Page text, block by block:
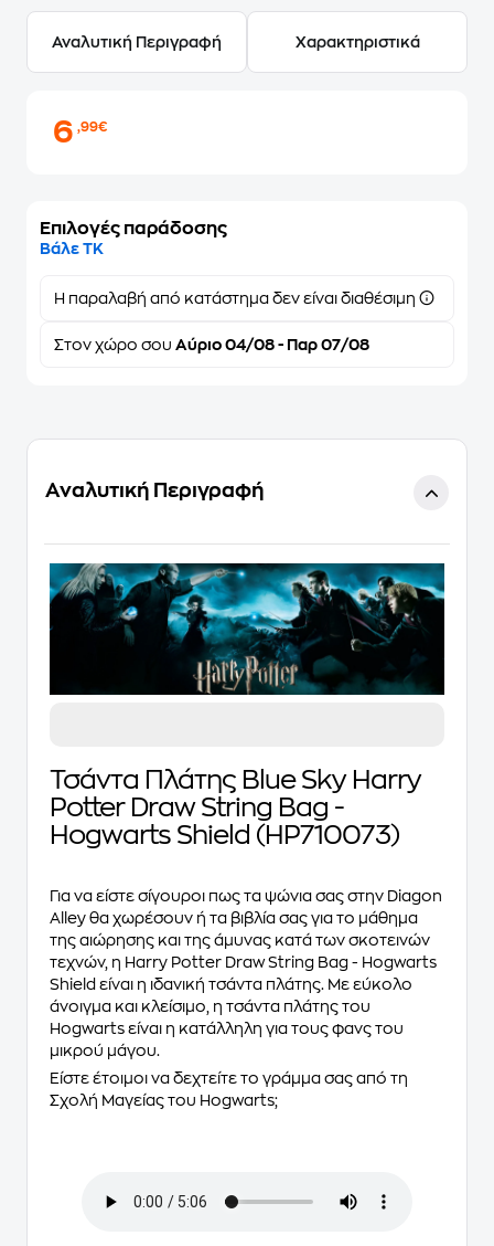
Αναλυτική Περιγραφή Χαρακτηριστικά
6,99€
Επιλογές παράδοσης
Βάλε ΤΚ
Η παραλαβή από κατάστημα δεν είναι διαθέσιμη
Στον χώρο σου Αύριο 04/08 - Παρ 07/08
Αναλυτική Περιγραφή
Τσάντα Πλάτης Blue Sky Harry
Potter Draw String Bag -
Hogwarts Shield (HP710073)
Για να είστε σίγουροι πως τα ψώνια σας στην Diagon
Alley θα χωρέσουν ή τα βιβλία σας για το μάθημα
της αιώρησης και της άμυνας κατά των σκοτεινών
τεχνών, η Harry Potter Draw String Bag - Hogwarts
Shield είναι η ιδανική τσάντα πλάτης. Με εύκολο
άνοιγμα και κλείσιμο, η τσάντα πλάτης του
Hogwarts είναι η κατάλληλη για τους φανς του
μικρού μάγου.
Είστε έτοιμοι να δεχτείτε το γράμμα σας από τη
Σχολή Μαγείας του Hogwarts;